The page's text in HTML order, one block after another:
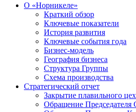
О «Норникеле»
Краткий обзор
Ключевые показатели
История развития
Ключевые события года
Бизнес-модель
География бизнеса
Структура Группы
Схема производства
Стратегический отчет
Закрытие плавильного
Обращение Председателя